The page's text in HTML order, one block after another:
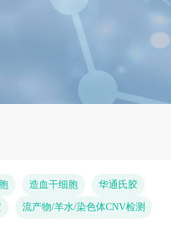
造血干细胞 华通氏胶
流产物/羊水/染色体CNV检测